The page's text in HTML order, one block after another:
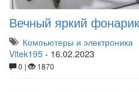
Вечный яркий
Компьютеры и электроника
Vitek195 - 16.02.2023
0 | 1870